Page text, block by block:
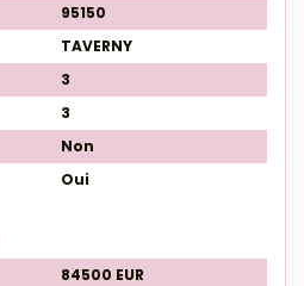
95150
TAVERNY
3
3
Non
Oui
84500 EUR